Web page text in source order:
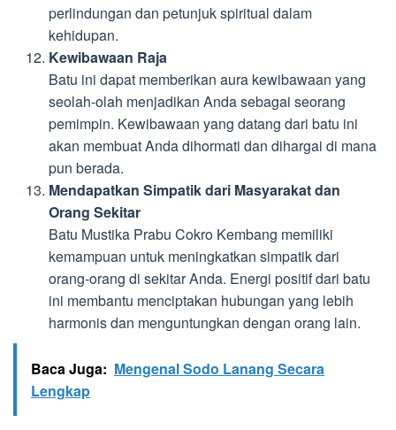
perlindungan dan petunjuk spiritual dalam
kehidupan.
Kewibawaan Raja
Batu ini dapat memberikan aura kewibawaan yang
seolah-olah menjadikan Anda sebagai seorang
pemimpin. Kewibawaan yang datang dari batu ini
akan membuat Anda dihormati dan dihargai di mana
pun berada.
Mendapatkan Simpatik dari Masyarakat dan
Orang Sekitar
Batu Mustika Prabu Cokro Kembang memiliki
kemampuan untuk meningkatkan simpatik dari
orang-orang di sekitar Anda. Energi positif dari batu
ini membantu menciptakan hubungan yang lebih
harmonis dan menguntungkan dengan orang lain.
Baca Juga: Mengenal Sodo Lanang Secara
Lengkap